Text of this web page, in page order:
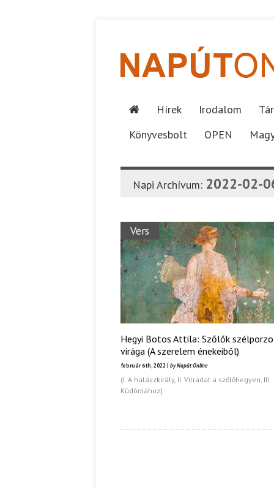
Hírek Irodalom
Könyvesbolt
OPEN
Napi Archívum: 2022-02-
Vers
Hegyi Botos Attila: Szőlők
virága (A szerelem énekeiből)
február 6th, 2022 | by Napút Online
(I. A halászkirály, II. Virradat a szőlőhegyen, III.
Küdóniához)